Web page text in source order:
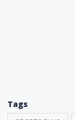
Tags